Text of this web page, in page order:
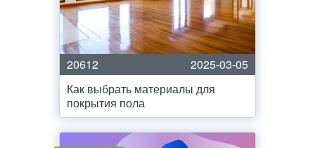
20612
2025-03-05
Как выбрать материалы для
покрытия пола